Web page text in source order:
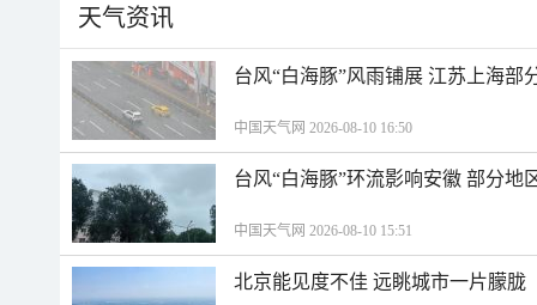
天气资讯
台风“白海豚”风雨铺展 江苏上海部
中国天气网 2026-08-10 16:50
台风“白海豚”环流影响安徽 部分地
中国天气网 2026-08-10 15:51
北京能见度不佳 远眺城市一片朦胧